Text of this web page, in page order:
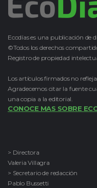
Ecodías es una publicación de
©Todos los derechos
Registro de propiedad
Los artículos firmados no
Agradecemos citar la fuente
una copia a la editorial.
CONOCE MAS SOBRE
> Directora
Valeria Villagra
> Secretario de redacción
Pablo Bussetti